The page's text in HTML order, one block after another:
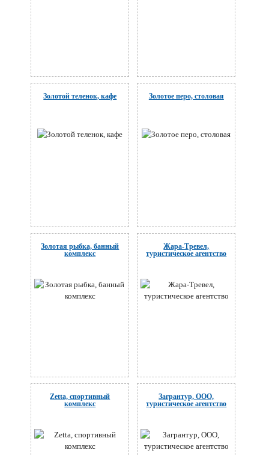
Золотой теленок, кафе Золотое перо, столовая
Золотая рыбка, банный
комплекс
Жара-Тревел,
туристическое агентство
Zetta, спортивный
комплекс
Загрантур, ООО,
туристическое агентство